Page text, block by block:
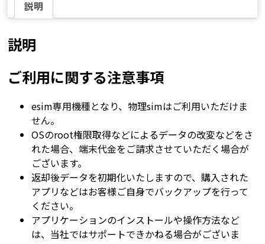
説明
説明
ご利用に関する注意事項
esim専用機種となり、物理simはご利用いただけま
せん。
OSのroot権限取得などによるデータの改変などをさ
れた場合、端末代金をご請求させていただく場合が
ございます。
返却後データを初期化いたしますので、購入された
アプリなどはお客様ご自身でバックアップを行って
ください。
アプリケーションのインストールや操作方法など
は、当社ではサポートできかねる場合がございま